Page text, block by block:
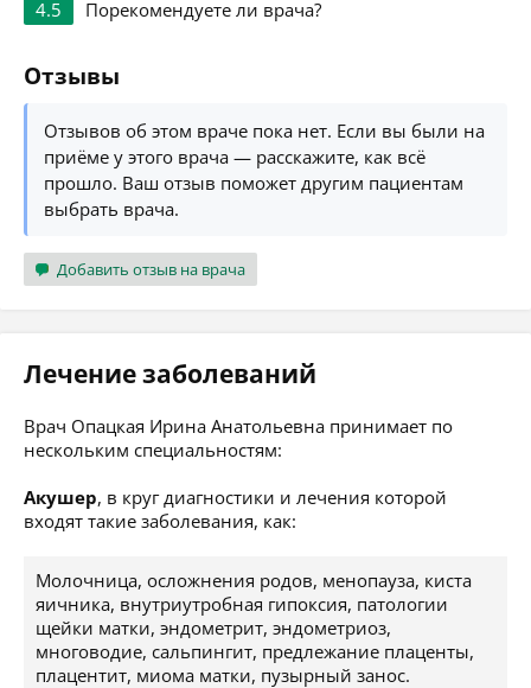
4.5
Порекомендуете ли врача?
Отзывы
Отзывов об этом враче пока нет. Если вы были на
приёме у этого врача — расскажите, как всё
прошло. Ваш отзыв поможет другим пациентам
выбрать врача.
Добавить отзыв на врача
Лечение заболеваний
Врач Опацкая Ирина Анатольевна принимает по
нескольким специальностям:
Акушер, в круг диагностики и лечения которой
входят такие заболевания, как:
Молочница, осложнения родов, менопауза, киста
яичника, внутриутробная гипоксия, патологии
щейки матки, эндометрит, эндометриоз,
многоводие, сальпингит, предлежание плаценты,
плацентит, миома матки, пузырный занос.